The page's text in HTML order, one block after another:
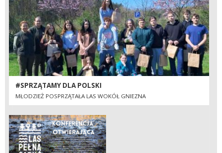
#SPRZĄTAMY DLA POLSKI
MŁODZIEŻ POSPRZĄTAŁA LAS WOKÓŁ GNIEZNA